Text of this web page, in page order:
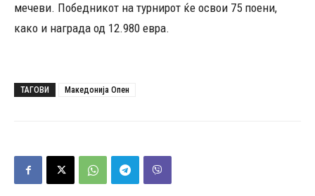
мечеви. Победникот на турнирот ќе освои 75 поени,
како и награда од 12.980 евра.
ТАГОВИ Македонија Опен